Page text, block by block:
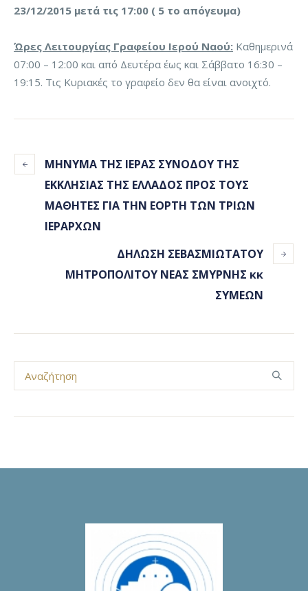
23/12/2015 μετά τις 17:00 ( 5 το απόγευμα)
Ώρες Λειτουργίας Γραφείου Ιερού Ναού: Καθημερινά
07:00 – 12:00 και από Δευτέρα έως και Σάββατο 16:30 –
19:15. Τις Κυριακές το γραφείο δεν θα είναι ανοιχτό.
ΜΗΝΥΜΑ ΤΗΣ ΙΕΡΑΣ ΣΥΝΟΔΟΥ ΤΗΣ
ΕΚΚΛΗΣΙΑΣ ΤΗΣ ΕΛΛΑΔΟΣ ΠΡΟΣ ΤΟΥΣ
ΜΑΘΗΤΕΣ ΓΙΑ ΤΗΝ ΕΟΡΤΗ ΤΩΝ ΤΡΙΩΝ
ΙΕΡΑΡΧΩΝ
ΔΗΛΩΣΗ ΣΕΒΑΣΜΙΩΤΑΤΟΥ
ΜΗΤΡΟΠΟΛΙΤΟΥ ΝΕΑΣ ΣΜΥΡΝΗΣ κκ
ΣΥΜΕΩΝ